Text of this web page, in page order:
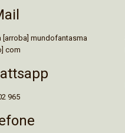
[arroba] mundofantasma
com
965